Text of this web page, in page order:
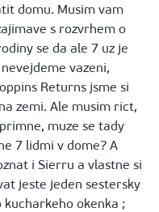
domu. Musim vam
s rozvrhem o
se da ale 7 uz je
vazeni,
Returns jsme si
zemi. Ale musim rict,
muze se tady
7 lidmi v dome? A
i Sierru a vlastne si
jeste jeden sestersky
okenka ;